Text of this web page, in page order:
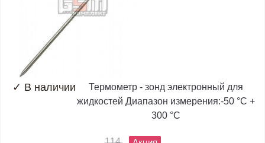
✓ В наличии
Термометр - зонд электронный для
жидкостей Диапазон измерения:-50 °C +
300 °C